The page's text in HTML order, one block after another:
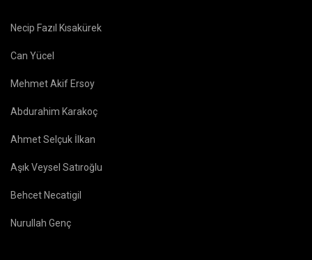
Necip Fazıl Kısakürek
Can Yücel
Mehmet Akif Ersoy
Abdurahim Karakoç
Ahmet Selçuk İlkan
Aşık Veysel Satıroğlu
Behcet Necatigil
Nurullah Genç